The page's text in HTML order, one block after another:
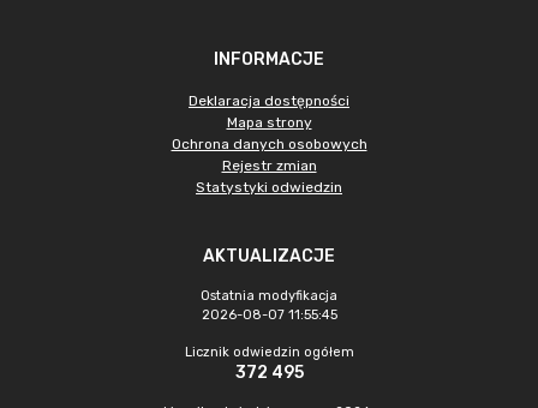
INFORMACJE
Deklaracja dostępności
Mapa strony
Ochrona danych osobowych
Rejestr zmian
Statystyki odwiedzin
AKTUALIZACJE
Ostatnia modyfikacja
2026-08-07 11:55:45
Licznik odwiedzin ogółem
372 495